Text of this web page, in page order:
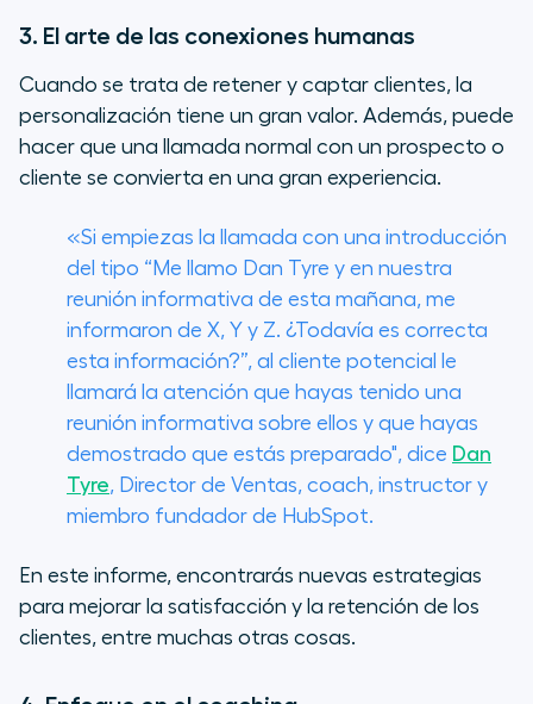
3. El arte de las conexiones humanas
Cuando se trata de retener y captar clientes, la
personalización tiene un gran valor. Además, puede
hacer que una llamada normal con un prospecto o
cliente se convierta en una gran experiencia.
«Si empiezas la llamada con una introducción
del tipo “Me llamo Dan Tyre y en nuestra
reunión informativa de esta mañana, me
informaron de X, Y y Z. ¿Todavía es correcta
esta información?”, al cliente potencial le
llamará la atención que hayas tenido una
reunión informativa sobre ellos y que hayas
demostrado que estás preparado", dice Dan
Tyre, Director de Ventas, coach, instructor y
miembro fundador de HubSpot.
En este informe, encontrarás nuevas estrategias
para mejorar la satisfacción y la retención de los
clientes, entre muchas otras cosas.